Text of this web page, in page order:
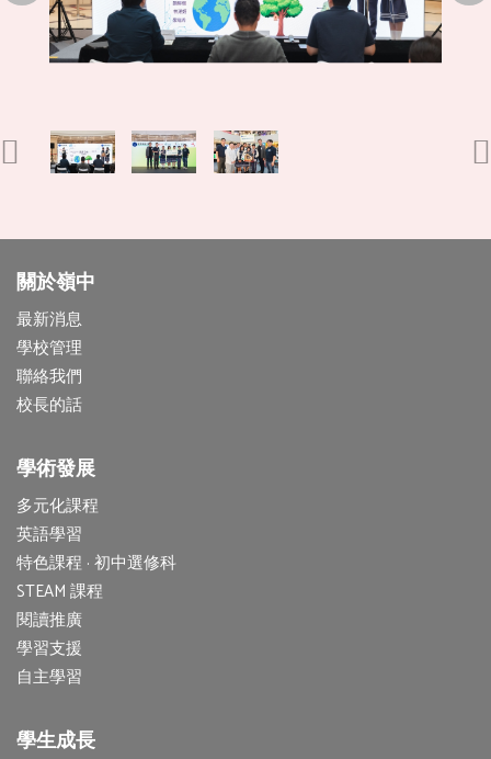
關於嶺中
最新消息
學校管理
聯絡我們
校長的話
學術發展
多元化課程
英語學習
特色課程 · 初中選修科
STEAM 課程
閱讀推廣
學習支援
自主學習
學生成長